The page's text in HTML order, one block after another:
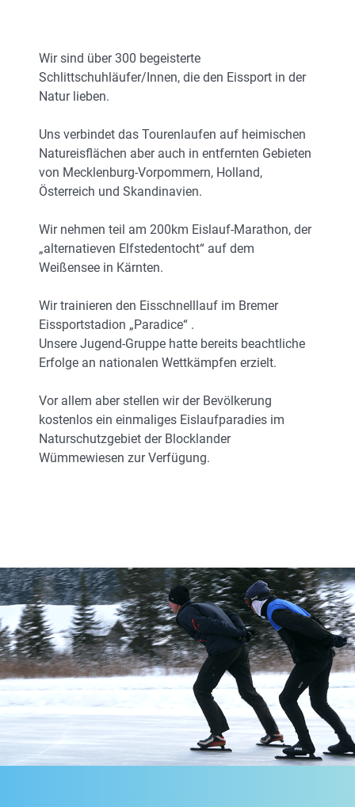
Wir sind über 300 begeisterte
Schlittschuhläufer/Innen, die den Eissport in der
Natur lieben.
Uns verbindet das Tourenlaufen auf heimischen
Natureisflächen aber auch in entfernten Gebieten
von Mecklenburg-Vorpommern, Holland,
Österreich und Skandinavien.
Wir nehmen teil am 200km Eislauf-Marathon, der
„alternatieven Elfstedentocht“ auf dem
Weißensee in Kärnten.
Wir trainieren den Eisschnelllauf im Bremer
Eissportstadion „Paradice“ .
Unsere Jugend-Gruppe hatte bereits beachtliche
Erfolge an nationalen Wettkämpfen erzielt.
Vor allem aber stellen wir der Bevölkerung
kostenlos ein einmaliges Eislaufparadies im
Naturschutzgebiet der Blocklander
Wümmewiesen zur Verfügung.